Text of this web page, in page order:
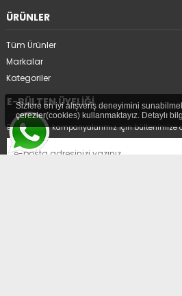
ÜRÜNLER
Tüm Ürünler
Markalar
Kategoriler
E-BÜLTEN ÜYELİĞİ
En avantajlı kampanyalarımız için bültenimize
Sizlere en iyi alışveriş deneyimini
çerezler(cookies) kullanmaktayız. Detaylı